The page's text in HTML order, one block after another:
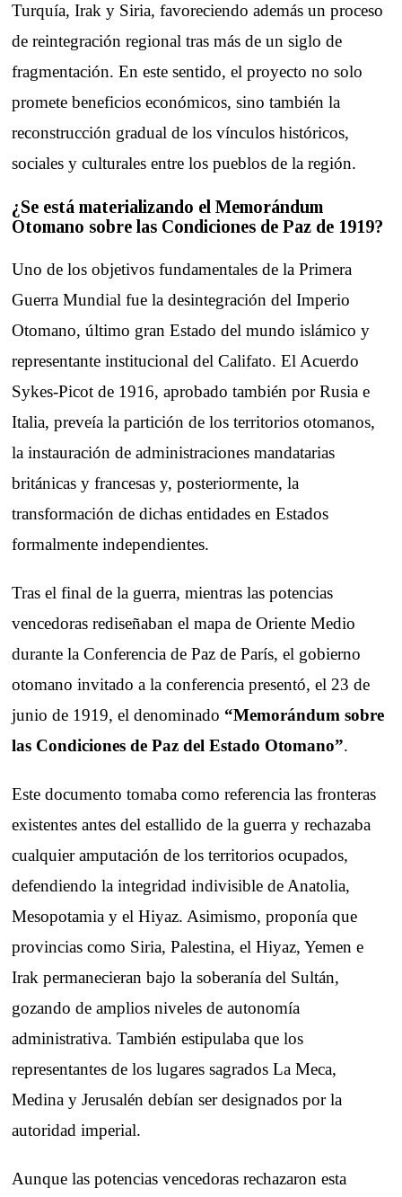
Turquía, Irak y Siria, favoreciendo además un proceso
de reintegración regional tras más de un siglo de
fragmentación. En este sentido, el proyecto no solo
promete beneficios económicos, sino también la
reconstrucción gradual de los vínculos históricos,
sociales y culturales entre los pueblos de la región.
¿Se está materializando el Memorándum
Otomano sobre las Condiciones de Paz de 1919?
Uno de los objetivos fundamentales de la Primera
Guerra Mundial fue la desintegración del Imperio
Otomano, último gran Estado del mundo islámico y
representante institucional del Califato. El Acuerdo
Sykes-Picot de 1916, aprobado también por Rusia e
Italia, preveía la partición de los territorios otomanos,
la instauración de administraciones mandatarias
británicas y francesas y, posteriormente, la
transformación de dichas entidades en Estados
formalmente independientes.
Tras el final de la guerra, mientras las potencias
vencedoras rediseñaban el mapa de Oriente Medio
durante la Conferencia de Paz de París, el gobierno
otomano invitado a la conferencia presentó, el 23 de
junio de 1919, el denominado “Memorándum sobre
las Condiciones de Paz del Estado Otomano”.
Este documento tomaba como referencia las fronteras
existentes antes del estallido de la guerra y rechazaba
cualquier amputación de los territorios ocupados,
defendiendo la integridad indivisible de Anatolia,
Mesopotamia y el Hiyaz. Asimismo, proponía que
provincias como Siria, Palestina, el Hiyaz, Yemen e
Irak permanecieran bajo la soberanía del Sultán,
gozando de amplios niveles de autonomía
administrativa. También estipulaba que los
representantes de los lugares sagrados La Meca,
Medina y Jerusalén debían ser designados por la
autoridad imperial.
Aunque las potencias vencedoras rechazaron esta